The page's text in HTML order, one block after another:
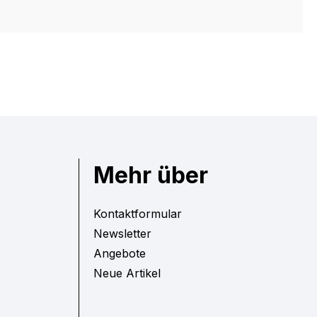
Mehr über
Kontaktformular
Newsletter
Angebote
Neue Artikel